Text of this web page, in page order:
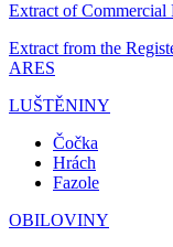
Extract of Commercial
Extract from the
ARES
LUŠTĚNINY
Čočka
Hrách
Fazole
OBILOVINY